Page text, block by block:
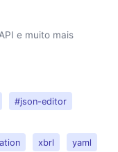
e muito mais
#json-editor
xbrl yaml